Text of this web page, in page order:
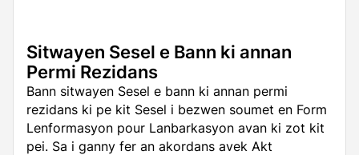
Sitwayen Sesel e Bann ki annan
Permi Rezidans
Bann sitwayen Sesel e bann ki annan permi
rezidans ki pe kit Sesel i bezwen soumet en Form
Lenformasyon pour Lanbarkasyon avan ki zot kit
pei. Sa i ganny fer an akordans avek Akt